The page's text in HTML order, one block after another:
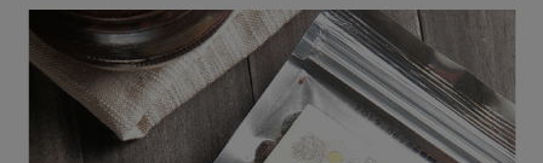
辛香料類
奶蛋豆・五穀
乳製品
麵食
肉食
預購活動
把最好的台灣味帶回家！
防災用品預購圓滿結束
2026年端午節預購圓滿結束
綠主張
觀點文章
主婦食堂 一籃菜真心話
關於合作社
認識合作社
重要公告